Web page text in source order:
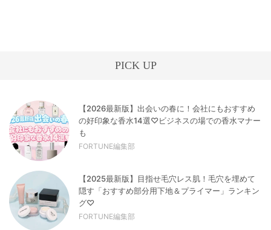
PICK UP
【2026最新版】出会いの春に！会社にもおすすめ
の好印象な香水14選♡ビジネスの場での香水マナー
も
FORTUNE編集部
【2025最新版】目指せ毛穴レス肌！毛穴を埋めて
隠す「おすすめ部分用下地＆プライマー」ランキン
グ♡
FORTUNE編集部